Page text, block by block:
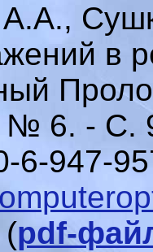
в
№ 6. - С.
6-947-
(pdf-